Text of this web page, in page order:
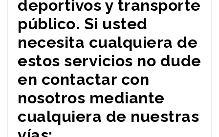
deportivos y transporte
público. Si usted
necesita cualquiera de
estos servicios no dude
en contactar con
nosotros mediante
cualquiera de nuestras